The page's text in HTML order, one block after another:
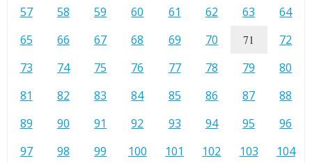
57
58 59 60 61 62 63
64
65
66 67 68 69 70 71
72
73
74 75 76 77 78 79
80
81
82 83 84 85 86 87
88
89
90 91 92 93 94 95
96
97
98 99 100 101 102 103
104